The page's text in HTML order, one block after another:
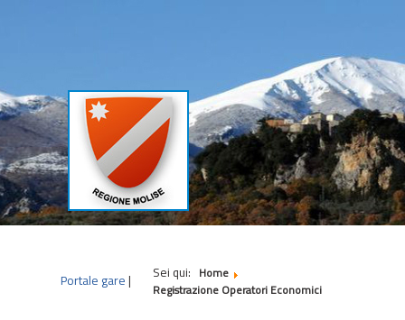
Portale gare | Sei qui: Home
Registrazione Operatori Economici